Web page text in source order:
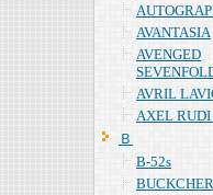
AVANTASIA
AVENGED
AVRIL
AXEL
Ｂ
B-52s